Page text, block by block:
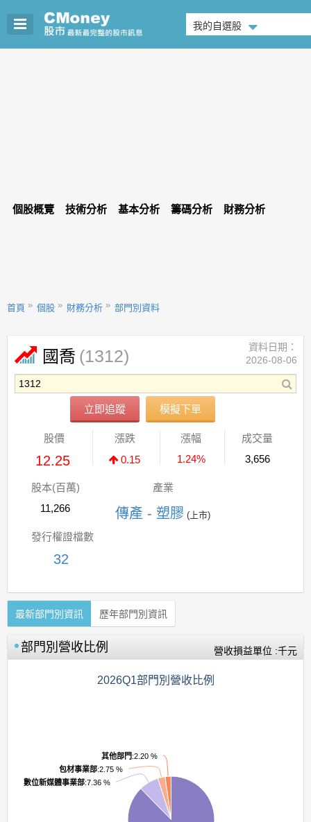
我的自選股
個股概覽 技術分析 基本分析 籌碼分析 財務分析
首頁 個股 財務分析 部門別資料
國喬 (1312)
立即追蹤 模擬下單
資料日期：
2026-08-06
股價
12.25
漲跌
0.15
漲幅
1.24%
成交量
3,656
股本(百萬)
11,266
產業
傳產 - 塑膠 (上市)
發行權證檔數
32
最新部門別資訊 歷年部門別資訊
部門別營收比例 營收損益單位 :千元
2026Q1部門別營收比例
數位新媒體事業部:7.36 %
包材事業部:2.75 %
其他部門:2.20 %